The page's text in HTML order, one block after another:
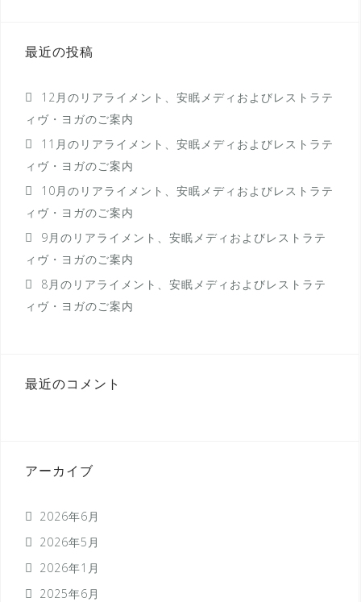
ョ
ン
最近の投稿
12月のリアライメント、安眠メディおよびレストラテ
ィヴ・ヨガのご案内
11月のリアライメント、安眠メディおよびレストラテ
ィヴ・ヨガのご案内
10月のリアライメント、安眠メディおよびレストラテ
ィヴ・ヨガのご案内
9月のリアライメント、安眠メディおよびレストラテ
ィヴ・ヨガのご案内
8月のリアライメント、安眠メディおよびレストラテ
ィヴ・ヨガのご案内
最近のコメント
アーカイブ
2026年6月
2026年5月
2026年1月
2025年6月